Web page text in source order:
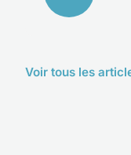
Voir tous les